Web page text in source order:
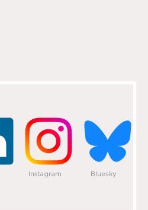
Instagram Bluesky